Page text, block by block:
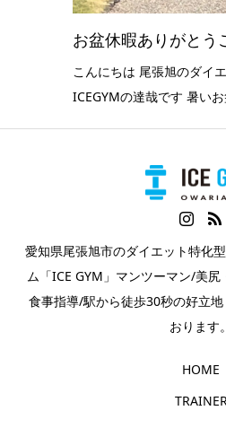
お盆休暇ありがとう
こんにちは 尾張旭のダイ
ICEGYMの達哉です 暑い
愛知県尾張旭市のダイエット特化
ム「ICE GYM」マンツーマン/美
食事指導/駅から徒歩30秒の好立
おります。
HOME